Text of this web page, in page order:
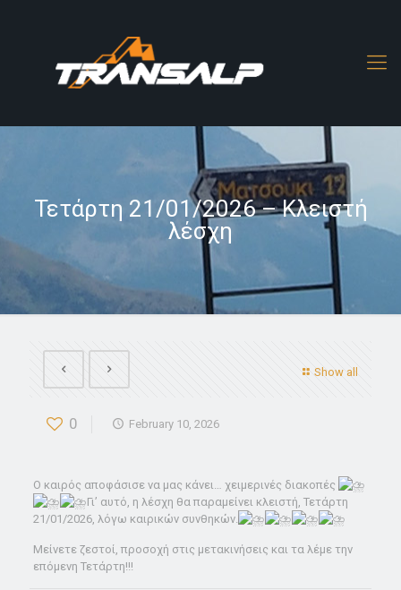
Τετάρτη 21/01/2026 – Κλειστή
λέσχη
Show all
0 February 10, 2026
Ο καιρός αποφάσισε να μας κάνει… χειμερινές διακοπές
Γι’ αυτό, η λέσχη θα παραμείνει κλειστή, Τετάρτη
21/01/2026, λόγω καιρικών συνθηκών.
Μείνετε ζεστοί, προσοχή στις μετακινήσεις και τα λέμε την
επόμενη Τετάρτη!!!